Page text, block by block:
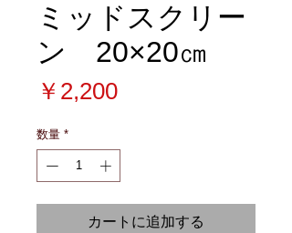
ミッドスクリー
ン 20×20㎝
￥2,200価
数量 *
カートに追加する